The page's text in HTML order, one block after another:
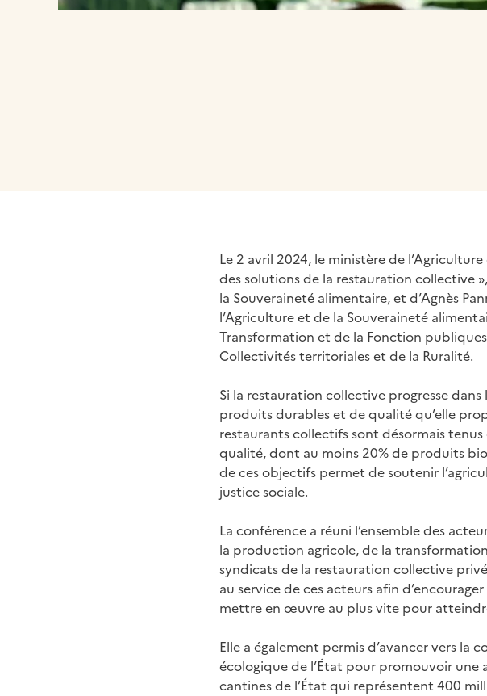
Le 2 avril 2024, le ministère de
des solutions de la restauration collective
la Souveraineté alimentaire, et d’Agnès
l’Agriculture et de la Souveraineté
Transformation et de la Fonction
Collectivités territoriales et de la Ruralité.
Si la restauration collective progresse
produits durables et de qualité qu’elle
restaurants collectifs sont désormais
qualité, dont au moins 20% de produits
de ces objectifs permet de soutenir
justice sociale.
La conférence a réuni l’ensemble des
la production agricole, de la
syndicats de la restauration collective
au service de ces acteurs afin
mettre en œuvre au plus vite pour
Elle a également permis d’avancer vers
écologique de l’État pour promouvoir une
cantines de l’État qui représentent 400